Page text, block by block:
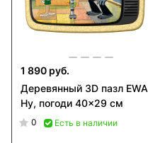
1 890 руб.
Деревянный 3D пазл EWA
Ну, погоди 40x29 см
0 Есть в наличии